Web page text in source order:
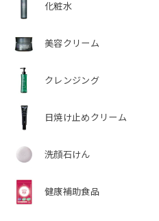
化粧水
美容クリーム
クレンジング
日焼け止めクリーム
洗顔石けん
健康補助食品